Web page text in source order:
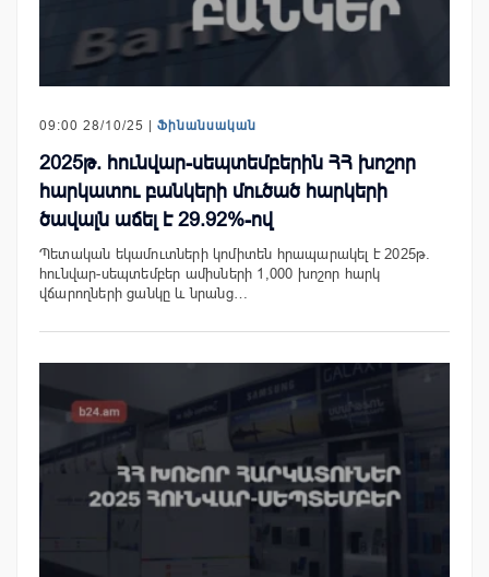
09:00 28/10/25 | Ֆինանսական
2025թ. հունվար-սեպտեմբերին ՀՀ խոշոր
հարկատու բանկերի մուծած հարկերի
ծավալն աճել է 29.92%-ով
Պետական եկամուտների կոմիտեն հրապարակել է 2025թ.
հունվար-սեպտեմբեր ամիսների 1,000 խոշոր հարկ
վճարողների ցանկը և նրանց…